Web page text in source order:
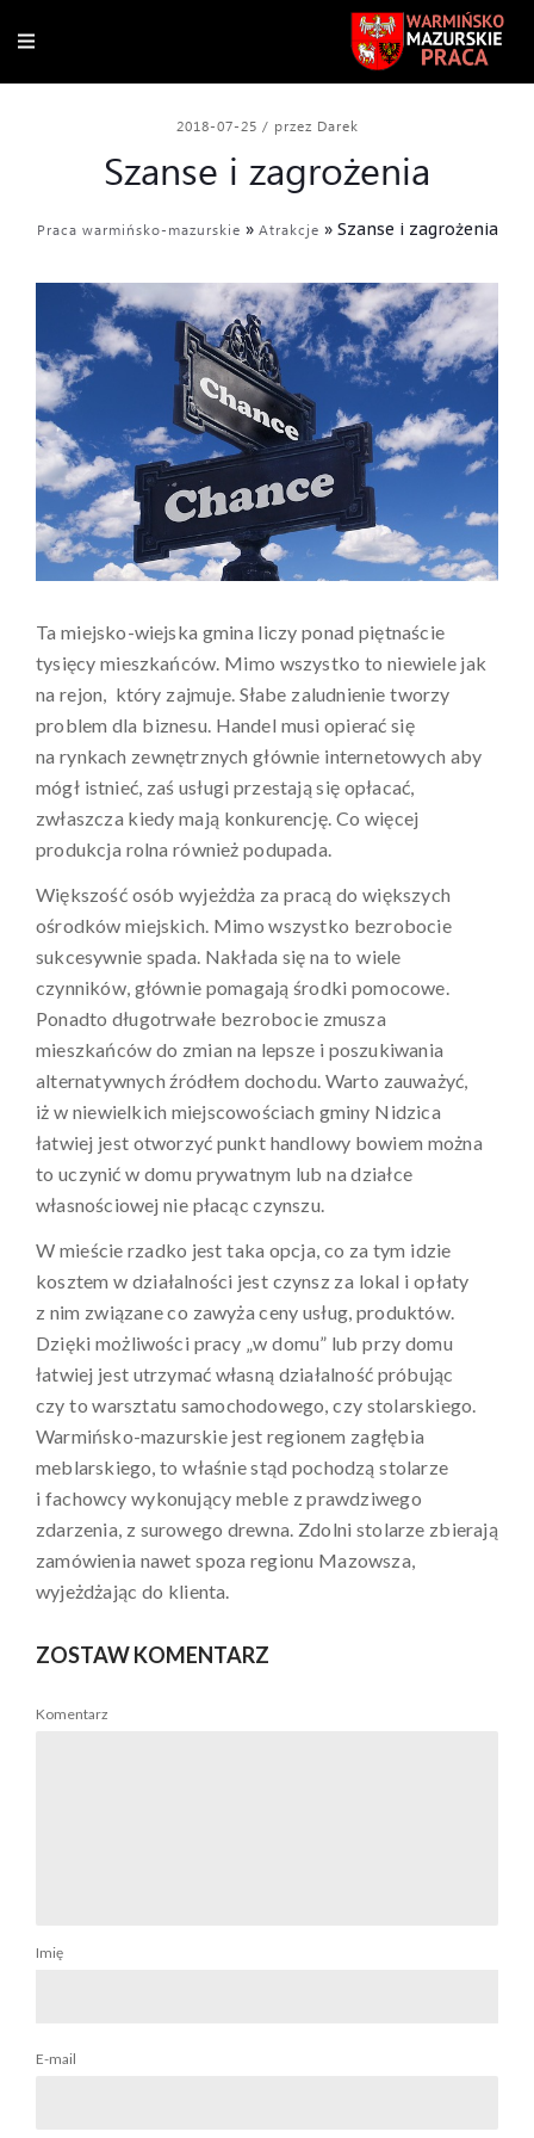
2018-07-25 / przez Darek
Szanse i zagrożenia
Praca warmińsko-mazurskie » Atrakcje » Szanse i zagrożenia
Ta miejsko-wiejska gmina liczy ponad piętnaście
tysięcy mieszkańców. Mimo wszystko to niewiele jak
na rejon, który zajmuje. Słabe zaludnienie tworzy
problem dla biznesu. Handel musi opierać się
na rynkach zewnętrznych głównie internetowych aby
mógł istnieć, zaś usługi przestają się opłacać,
zwłaszcza kiedy mają konkurencję. Co więcej
produkcja rolna również podupada.
Większość osób wyjeżdża za pracą do większych
ośrodków miejskich. Mimo wszystko bezrobocie
sukcesywnie spada. Nakłada się na to wiele
czynników, głównie pomagają środki pomocowe.
Ponadto długotrwałe bezrobocie zmusza
mieszkańców do zmian na lepsze i poszukiwania
alternatywnych źródłem dochodu. Warto zauważyć,
iż w niewielkich miejscowościach gminy Nidzica
łatwiej jest otworzyć punkt handlowy bowiem można
to uczynić w domu prywatnym lub na działce
własnościowej nie płacąc czynszu.
W mieście rzadko jest taka opcja, co za tym idzie
kosztem w działalności jest czynsz za lokal i opłaty
z nim związane co zawyża ceny usług, produktów.
Dzięki możliwości pracy „w domu” lub przy domu
łatwiej jest utrzymać własną działalność próbując
czy to warsztatu samochodowego, czy stolarskiego.
Warmińsko-mazurskie jest regionem zagłębia
meblarskiego, to właśnie stąd pochodzą stolarze
i fachowcy wykonujący meble z prawdziwego
zdarzenia, z surowego drewna. Zdolni stolarze zbierają
zamówienia nawet spoza regionu Mazowsza,
wyjeżdżając do klienta.
ZOSTAW KOMENTARZ
Komentarz
Imię
E-mail